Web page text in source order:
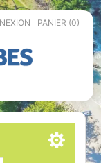
PANIER (0)